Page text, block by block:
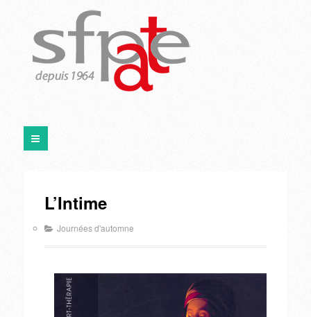
L’Intime
Journées d'automne